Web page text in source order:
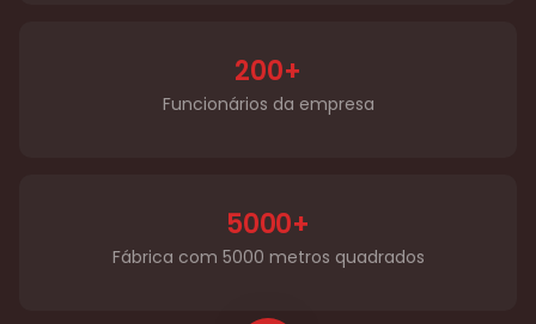
200+
Funcionários da empresa
5000+
Fábrica com 5000 metros quadrados